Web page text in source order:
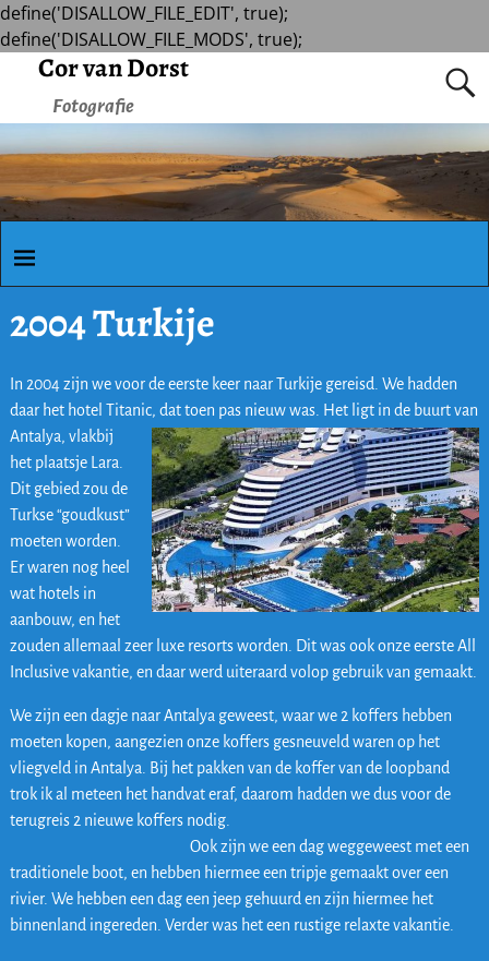
define('DISALLOW_FILE_EDIT', true);
define('DISALLOW_FILE_MODS', true);
Cor van Dorst
Fotografie
2004 Turkije
In 2004 zijn we voor de eerste keer naar Turkije gereisd. We hadden
daar het hotel Titanic, dattoen pas nieuw was. Het ligt in de buurt van
Antalya, vlakbij
het plaatsje Lara.
Dit gebied zou de
Turkse “goudkust”
moeten worden.
Er waren nog heel
wat hotels in
aanbouw, en het
zouden allemaal zeer luxe resorts worden. Dit was ook onze eerste All
Inclusive vakantie, en daar werd uiteraard volop gebruik van gemaakt.
We zijn een dagje naar Antalya geweest, waar we 2 koffers hebben
moeten kopen, aangezien onze koffers gesneuveld waren op het
vliegveld in Antalya. Bij het pakken van de koffer van de loopband
trok ik al meteen het handvat eraf, daarom hadden we dus voor de
terugreis 2 nieuwe koffers nodig.
Ook zijn we een dag weggeweest met een
traditionele boot, en hebben hiermee een tripje gemaakt over een
rivier. We hebben een dag een jeep gehuurd en zijn hiermee het
binnenland ingereden. Verder was het een rustige relaxte vakantie.